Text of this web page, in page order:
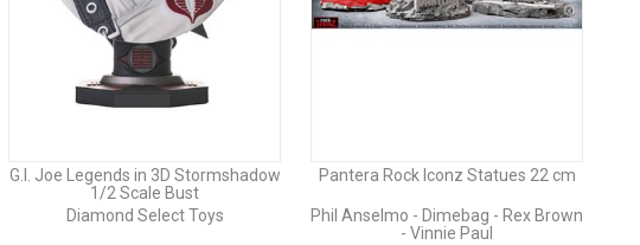
G.I. Joe Legends in 3D Stormshadow
1/2 Scale Bust
Diamond Select Toys
Pantera Rock Iconz Statues 22 cm
Phil Anselmo - Dimebag - Rex Brown
- Vinnie Paul